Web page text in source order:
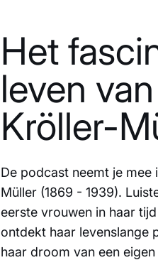
Het
leven
Kröller-
De podcast neemt je mee
Müller (1869 - 1939).
eerste vrouwen in haar
ontdekt haar levenslange
haar droom van een